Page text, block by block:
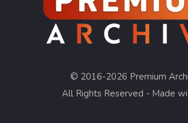
© 2016-2026 Premium
All Rights Reserved - Made